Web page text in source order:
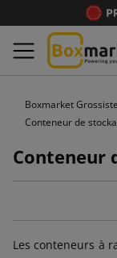
Boxmarket
Conteneur de
Conteneur
Les conteneurs à